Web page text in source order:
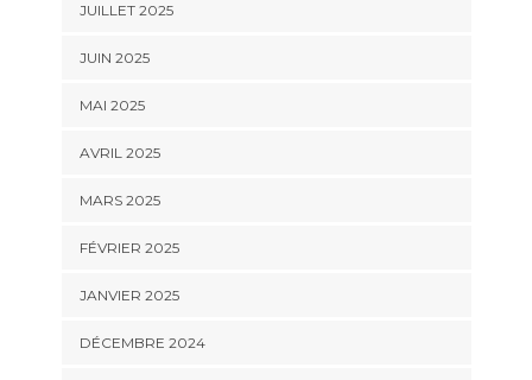
JUILLET 2025
JUIN 2025
MAI 2025
AVRIL 2025
MARS 2025
FÉVRIER 2025
JANVIER 2025
DÉCEMBRE 2024